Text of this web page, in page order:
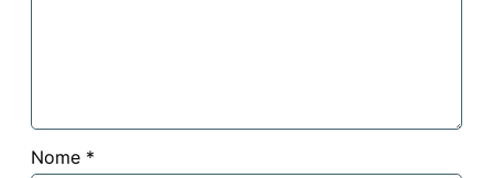
Nome *